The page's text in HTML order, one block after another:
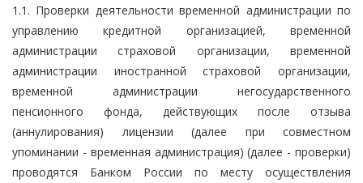
1.1. Проверки деятельности временной администрации по
управлению кредитной организацией, временной
администрации страховой организации, временной
администрации иностранной страховой организации,
временной администрации негосударственного
пенсионного фонда, действующих после отзыва
(аннулирования) лицензии (далее при совместном
упоминании - временная администрация) (далее - проверки)
проводятся Банком России по месту осуществления